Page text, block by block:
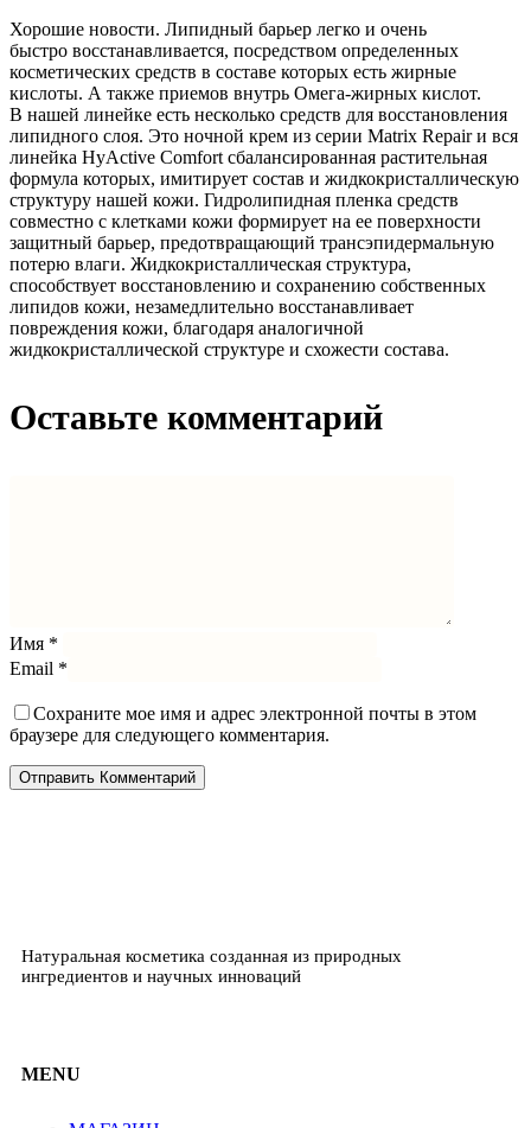
Хорошие новости. Липидный барьер легко и очень
быстро восстанавливается, посредством определенных
косметических средств в составе которых есть жирные
кислоты. А также приемов внутрь Омега-жирных кислот.
В нашей линейке есть несколько средств для восстановления
липидного слоя. Это ночной крем из серии Matrix Repair и вся
линейка HyActive Comfort сбалансированная растительная
формула которых, имитирует состав и жидкокристаллическую
структуру нашей кожи. Гидролипидная пленка средств
совместно с клетками кожи формирует на ее поверхности
защитный барьер, предотвращающий трансэпидермальную
потерю влаги. Жидкокристаллическая структура,
способствует восстановлению и сохранению собственных
липидов кожи, незамедлительно восстанавливает
повреждения кожи, благодаря аналогичной
жидкокристаллической структуре и схожести состава.
Оставьте комментарий
Имя *
Email *
Сохраните мое имя и адрес электронной почты в этом
браузере для следующего комментария.
Натуральная косметика созданная из природных
ингредиентов и научных инноваций
MENU